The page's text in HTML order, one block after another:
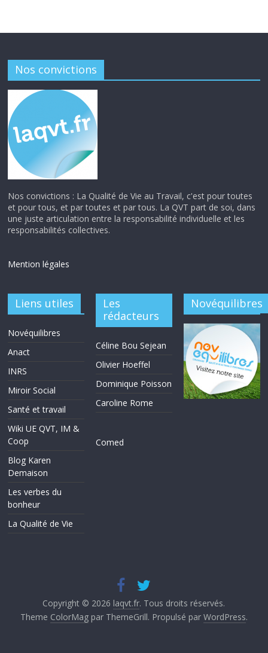
Nos convictions
Nos convictions : La Qualité de Vie au Travail, c'est pour toutes
et pour tous, et par toutes et par tous. La QVT part de soi, dans
une juste articulation entre la responsabilité individuelle et les
responsabilités collectives.
Mention légales
Liens utiles
Novéquilibres
Anact
INRS
Miroir Social
Santé et travail
Wiki UE QVT, IM &
Coop
Blog Karen
Demaison
Les verbes du
bonheur
La Qualité de Vie
Les
rédacteurs
Céline Bou Sejean
Olivier Hoeffel
Dominique Poisson
Caroline Rome
Comed
Novéquilibres
Copyright © 2026 laqvt.fr. Tous droits réservés.
Theme ColorMagpar ThemeGrill. Propulsé par WordPress.